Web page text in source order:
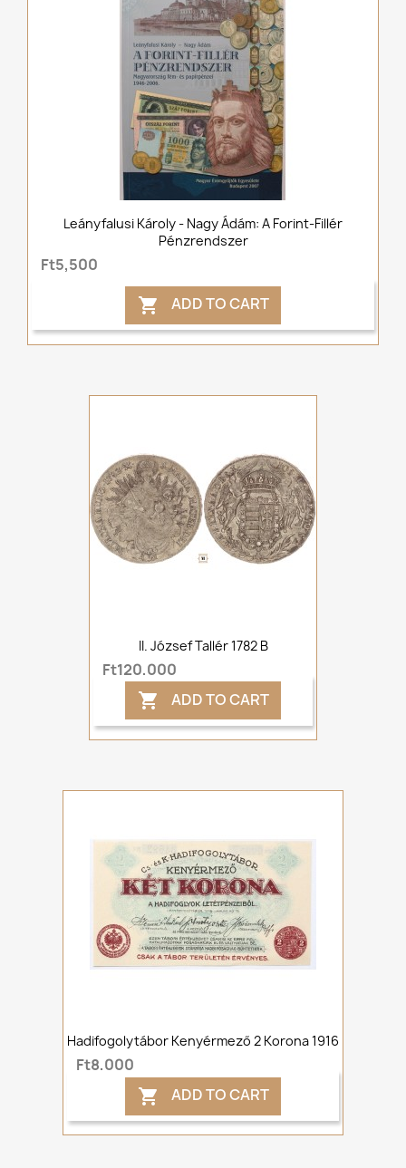
Leányfalusi Károly - Nagy Ádám: A Forint-Fillér
Pénzrendszer
Ft5,500
 ADD TO CART
II. József Tallér 1782 B
Ft120,000
 ADD TO CART
Hadifogolytábor Kenyérmező 2 Korona 1916
Ft8,000
 ADD TO CART